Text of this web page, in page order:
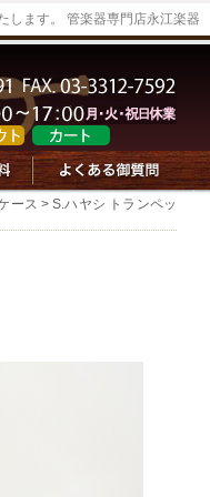
します。 管楽器専門店永江楽器
ース > S.ハヤシ トランペッ